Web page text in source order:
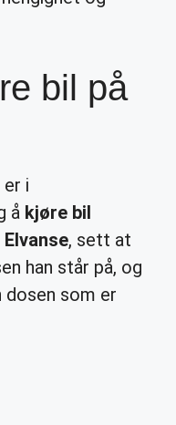
bil på
i
å kjøre bil
Elvanse, sett at
han står på, og
dosen som er